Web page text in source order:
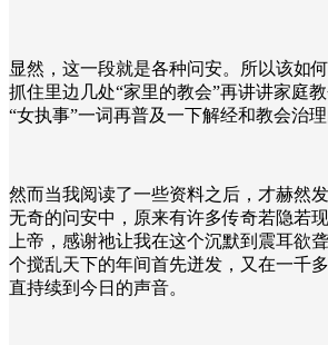
显然，这一段就是各种问安。所以该如
抓住里边几处“家里的教会”再讲讲家庭
“女执事”一词再普及一下解经和教会治
然而当我阅读了一些资料之后，才赫然
无奇的问安中，原来有许多传奇若隐若
上帝，感谢祂让我在这个沉默到震耳欲
个搅乱天下的年间首先迸发，又在一千
直持续到今日的声音。